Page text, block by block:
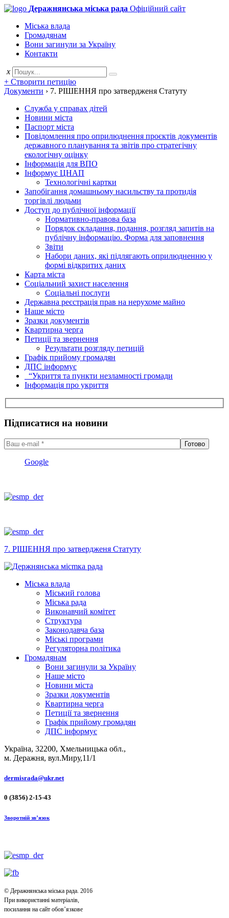
Деражнянська міська рада Офіційний сайт
Міська влада
Громадянам
Вони загинули за Україну
Контакти
x
+ Створити петицію
Документи › 7. РІШЕННЯ про затвердженя Статуту
Служба у справах дітей
Новини міста
Паспорт міста
Повідомлення про оприлюднення проєктів документів
державного планування та звітів про стратегічну
екологічну оцінку
Інформація для ВПО
Інформує ЦНАП
Технологічні картки
Запобігання домашньому насильству та протидія
торгівлі людьми
Доступ до публічної інформації
Нормативно-правова база
Порядок складання, подання, розгляд запитів на
публічну інформацію. Форма для заповнення
Звіти
Набори даних, які підлягають оприлюдненню у
формі відкритих даних
Карта міста
Соціальний захист населення
Соціальні послуги
Державна реєстрація прав на нерухоме майно
Наше місто
Зразки документів
Квартирна черга
Петиції та звернення
Результати розгляду петицій
Графік прийому громадян
ДПС інформує
“Укриття та пункти незламності громади
Інформація про укриття
Підписатися на новини
Google
7. РІШЕННЯ про затвердженя Статуту
Міська влада
Міський голова
Міська рада
Виконавчий комітет
Структура
Законодавча база
Міські програми
Регуляторна політика
Громадянам
Вони загинули за Україну
Наше місто
Новини міста
Зразки документів
Квартирна черга
Петиції та звернення
Графік прийому громадян
ДПС інформує
Україна, 32200, Хмельницька обл.,
м. Деражня, вул.Миру,11/1
dermisrada@ukr.net
0 (3856) 2-15-43
Зворотній зв’язок
© Деражнянська міська рада. 2016
При використанні матеріалів,
посилання на сайт обов’язкове